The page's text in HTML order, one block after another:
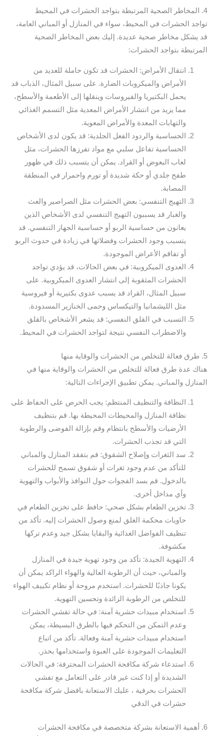
4. المخاطر الصحية المرتبطة بتواجد الحشرات في المحيط
تواجد الحشرات في المحيط، سواء في المنازل أو المباني العامة،
قد يشكل مخاطر صحية عديدة. إليك بعض المخاطر الصحية
المرتبطة بتواجد الحشرات:
انتقال الأمراض: الحشرات قد تكون حاملة للعديد من
الأمراض والميكروبات الضارة. على سبيل المثال، الذباب قد
يحمل البكتيريا والفيروسات وينقلها إلى الأطعمة والأسطح،
مما يزيد من انتشار الأمراض المعدية مثل التسمم الغذائي
والتهابات المعدة والأمراض المعوية.
الحساسية والردود الفعل الجلدية: قد يكون لدى الأشخاص
الحساسية تفاعل سلبي مع مواد تفرزها الحشرات، مثل
لعاب البعوض أو القراد. يمكن أن يتسبب ذلك في ظهور
طفح جلدي أو حكة شديدة أو تورم واحمرار في المنطقة
المصابة.
التهيج التنفسي: بعض الحشرات مثل الصراصير والعث
والغبار قد يسببون التهيج التنفسي لدى الأشخاص الذين
يعانون من حساسية الربو أو حساسية الجهاز التنفسي. قد
يتسبب وجود الحشرات وفضلاتها في زيادة في حدوث الربو
أو تفاقم الأعراض الموجودة.
العدوى الميكروبية: في بعض الحالات، قد يؤدي تواجد
الحشرات المثقوبة إلى انتشار العدوى الميكروبية. على
سبيل المثال، القراد قد يسبب عدوى بكتيرية أو فيروسية
مثل الليشمانيا والتيكساس وحمى الخنازير المسدودة.
التسبب في القلق النفسي: قد يشعر الأشخاص بالقلق
والاضطراب النفسي نتيجة لتواجد الحشرات في المحيط.
5. طرق فعالة للتخلص من الحشرات والوقاية منها
هناك عدة طرق فعالة للتخلص من الحشرات والوقاية منها في
المنازل والمباني. يمكن تطبيق الإجراءات التالية:
النظافة والتنظيف المنتظم: يجب الحرص على الحفاظ على
نظافة المنازل والمحيطات المحيطة بها. قم بتنظيف
الأرضيات والأسطح بانتظام وقم بإزالة الفوضى والرطوبة
التي قد تجذب الحشرات.
سد الثغرات وإصلاح الشقوق: قم بتفقد المنازل والمباني
للتأكد من عدم وجود ثغرات أو شقوق تسمح للحشرات
بالدخول. قم بسد الفجوات حول النوافذ والأبواب والتهوية
وأي مداخل أخرى.
تخزين الطعام بشكل صحي: حافظ على تخزين الطعام في
حاويات محكمة الغلق لمنع وصول الحشرات إليه. تأكد من
تنظيف الفواضل الغذائية والبقايا بشكل جيد وعدم تركها
مكشوفة.
التهوية الجيدة: تأكد من وجود تهوية جيدة في المنازل
والمباني، حيث أن الرطوبة العالية والهواء الراكد يمكن أن
يكونا جاذبًا للحشرات. استخدم مروحة أو نظام تكييف الهواء
للتخلص من الرطوبة الزائدة وتحسين التهوية.
استخدام مبيدات حشرية آمنة: في حالة تفشي الحشرات
وعدم التمكن من التحكم فيها بالطرق البسيطة، يمكن
استخدام مبيدات حشرية آمنة وفعالة. تأكد من اتباع
التعليمات الموجودة على العبوة واستخدامها بحذر.
استدعاء شركة مكافحة الحشرات المحترفة: في الحالات
الشديدة أو إذا كنت غير قادر على التعامل مع تفشي
الحشرات بحرفية ، عليك الاستعانة بافضل شركة مكافحة
حشرات في الدقي
6. أهمية الاستعانة بشركة متخصصة في مكافحة الحشرات